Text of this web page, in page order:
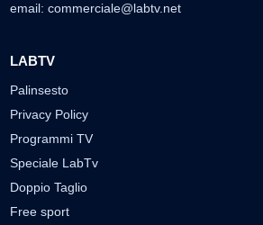
email: commerciale@labtv.net
LABTV
Palinsesto
Privacy Policy
Programmi TV
Speciale LabTv
Doppio Taglio
Free sport